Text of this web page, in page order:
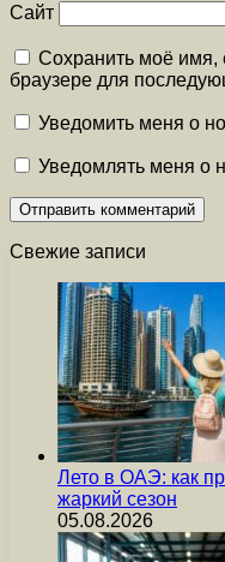
Сайт
Сохранить моё имя,
браузере для
Уведомить меня о
Уведомлять меня о
Свежие записи
Лето в ОАЭ: как
жаркий сезон
05.08.2026